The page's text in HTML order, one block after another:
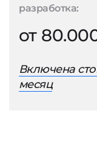
разработка:
от
Включена
месяц